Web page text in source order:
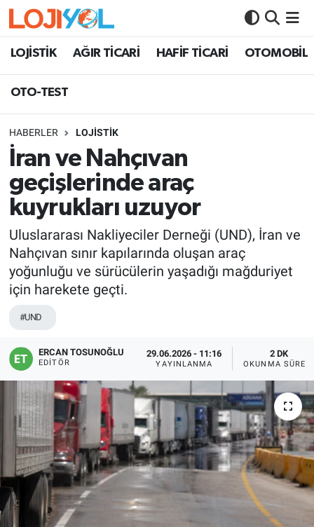
LOJİSTİK AĞIR TİCARİ HAFİF TİCARİ OTOMOBİL
OTO-TEST
HABERLER LOJİSTİK
İran ve Nahçıvan
geçişlerinde araç
kuyrukları uzuyor
Uluslararası Nakliyeciler Derneği (UND), İran ve
Nahçıvan sınır kapılarında oluşan araç
yoğunluğu ve sürücülerin yaşadığı mağduriyet
için harekete geçti.
#UND
ERCAN TOSUNOĞLU
EDITÖR
29.06.2026 - 11:16
YAYINLANMA
2 DK
OKUNMA SÜRESI
OTO-TEST